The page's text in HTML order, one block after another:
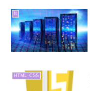
It
HTML･CSS